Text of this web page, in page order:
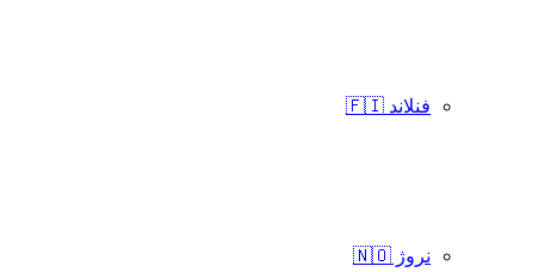
فنلاند 🇫🇮
نروژ 🇳🇴